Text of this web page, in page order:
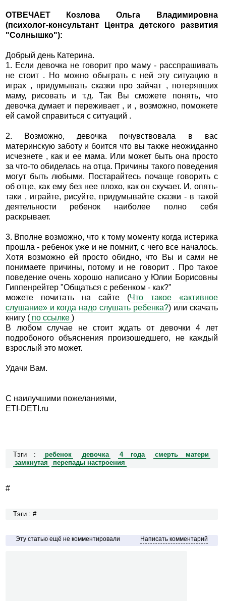
ОТВЕЧАЕТ Козлова Ольга Владимировна
(психолог-консультант Центра детского развития
"Солнышко"):
Добрый день Катерина.
1. Если девочка не говорит про маму - расспрашивать
не стоит . Но можно обыграть с ней эту ситуацию в
играх , придумывать сказки про зайчат , потерявших
маму, рисовать и т.д. Так Вы сможете понять, что
девочка думает и переживает , и , возможно, поможете
ей самой справиться с ситуаций .
2. Возможно, девочка почувствовала в вас
материнскую заботу и боится что вы также неожиданно
исчезнете , как и ее мама. Или может быть она просто
за что-то обиделась на отца. Причины такого поведения
могут быть любыми. Постарайтесь почаще говорить с
об отце, как ему без нее плохо, как он скучает. И, опять-
таки , играйте, рисуйте, придумывайте сказки - в такой
деятельности ребенок наиболее полно себя
раскрывает.
3. Вполне возможно, что к тому моменту когда истерика
прошла - ребенок уже и не помнит, с чего все началось.
Хотя возможно ей просто обидно, что Вы и сами не
понимаете причины, потому и не говорит . Про такое
поведение очень хорошо написано у Юлии Борисовны
Гиппенрейтер "Общаться с ребенком - как?"
можете почитать на сайте (Что такое «активное
слушание» и когда надо слушать ребенка?) или скачать
книгу (по ссылке )
В любом случае не стоит ждать от девочки 4 лет
подробоного объяснения произошедшего, не каждый
взрослый это может.
Удачи Вам.
С наилучшими пожеланиями,
ETI-DETI.ru
Тэги : ребенок девочка 4 года
смерть матери
замкнутая
перепады настроения
#
Тэги : #
Эту статью ещё не комментировали Написать комментарий